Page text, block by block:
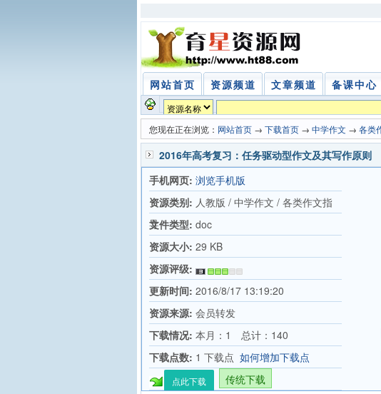
网站首页 资源频道 文章频道 备课中心
您现在正在浏览： 网站首页 → 下载首页 → 中学作文 → 各类
2016年高考复习：任务驱动型作文及其写作原则
手机网页: 浏览手机版
资源类别: 人教版 / 中学作文 / 各类作文指
导
文件类型: doc
资源大小: 29 KB
资源评级:
更新时间: 2016/8/17 13:19:20
资源来源: 会员转发
下载情况: 本月：1 总计：140
下载点数: 1 下载点 如何增加下载点
点此下载 传统下载